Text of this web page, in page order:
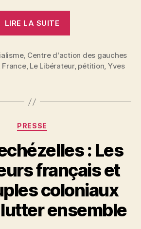
LIRE LA SUITE
Pour
les
, Centre d'action des gauches
France, Le Libérateur, pétition, Yves
Catégories
PRESSE
: Les
français et
coloniaux
ensemble
a
S